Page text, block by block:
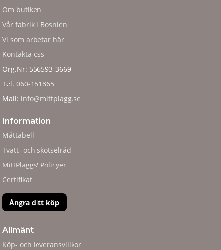
Om butiken
Vår fabrik i Bosnien
Vi som arbetar här
Kontakta oss
Org.Nr: 556593-3669
Tel: 060-151865
Mail: info@mittplagg.se
Information
Måttabell
Tvätt- och skötselråd
MittPlaggs' Policyer
Certifikat
Ångra ditt köp
Allmänt
Köp- och leveransvillkor